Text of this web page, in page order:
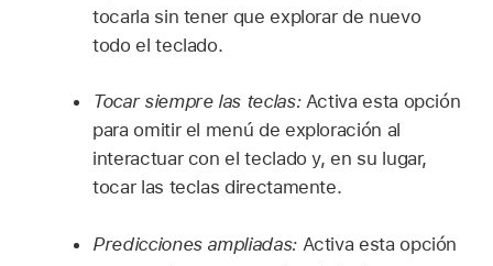
tocarla sin tener que explorar de nuevo
todo el teclado.
Tocar siempre las teclas: Activa esta opción
para omitir el menú de exploración al
interactuar con el teclado y, en su lugar,
tocar las teclas directamente.
Predicciones ampliadas: Activa esta opción